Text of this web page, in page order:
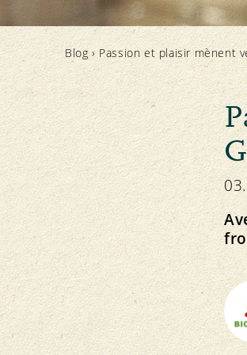
Principe Bourgeon
Notre marque
Protection des
Plantes
Eau
Climat
Élevage animal et
Importation
Politique
Concept directeur et vision
Strategie
Médias
Communiqués de presse
Téléchargement des
Téléchargement des logos
Actualités
S’ABONNER À LA
Blog › Passion et plaisir mènent